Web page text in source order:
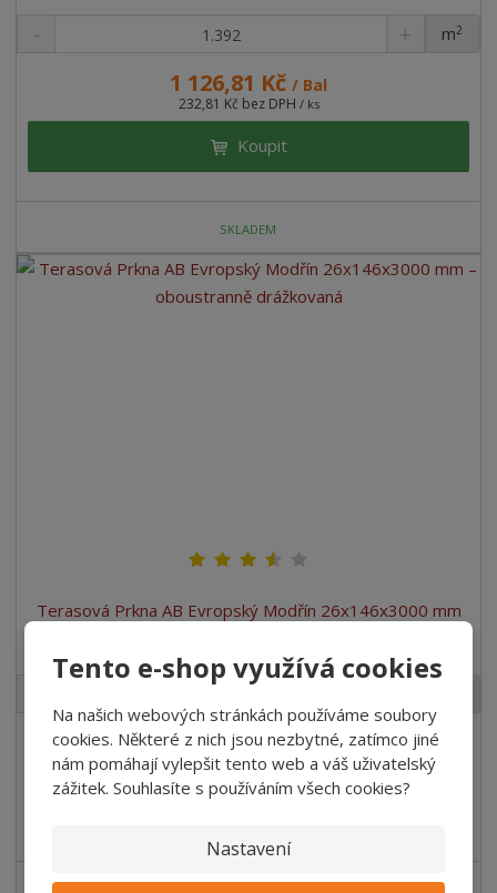
Tento e-shop využívá cookies
Na našich webových stránkách používáme soubory
cookies. Některé z nich jsou nezbytné, zatímco jiné
nám pomáhají vylepšit tento web a váš uživatelský
zážitek. Souhlasíte s používáním všech cookies?
Nastavení
1 126,81 Kč / Bal
232,81 Kč bez DPH / ks
ks
m2
Koupit
SKLADEM
Terasová Prkna AB Evropský Modřín 26x146x3000 mm
1 589,94 Kč/ Bal
328,50 Kč bez DPH/ ks